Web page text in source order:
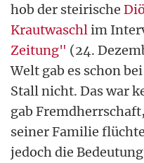
hob der steirische
Krautwaschlim
Zeitung" (24.
Welt gab es schon
Stall nicht. Das war
gab
seiner Familie
jedoch die